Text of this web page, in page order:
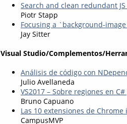
Search and clean redundant
Piotr Stapp
Focusing a `background-
Jay Sitter
Visual Studio/Complementos/
Análisis de código con
Julio Avellaneda
VS2017 – Sobre regiones en
Bruno Capuano
Las 10 extensiones de
CampusMVP